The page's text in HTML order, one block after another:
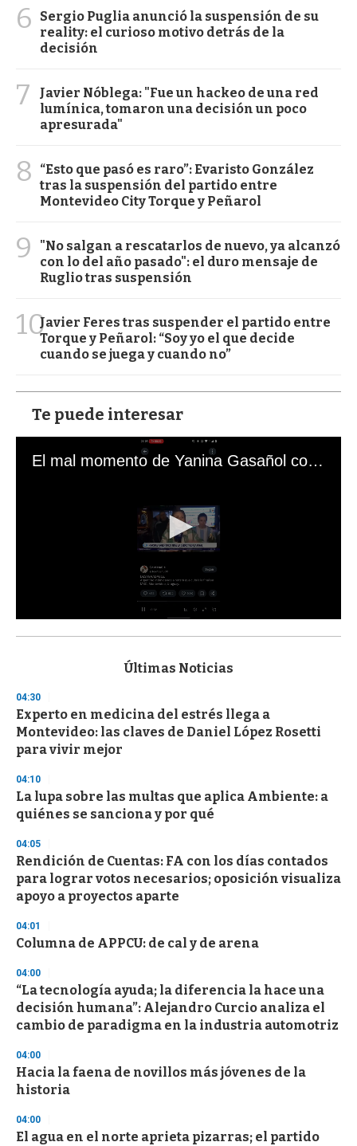
6
Sergio Puglia anunció la suspensión de su
reality: el curioso motivo detrás de la
decisión
7
Javier Nóblega: "Fue un hackeo de una red
lumínica, tomaron una decisión un poco
apresurada"
8
“Esto que pasó es raro”: Evaristo González
tras la suspensión del partido entre
Montevideo City Torque y Peñarol
9
"No salgan a rescatarlos de nuevo, ya alcanzó
con lo del año pasado": el duro mensaje de
Ruglio tras suspensión
10Javier Feres tras suspender el partido entre
Torque y Peñarol: “Soy yo el que decide
cuando se juega y cuando no”
Te puede interesar
El mal momento de Yanina Gasañol con un hincha argentino en "Subrayado"
s
d
s
o
f
3
s
e
c
o
d
s
Últimas Noticias
04:30
Experto en medicina del estrés llega a
Montevideo: las claves de Daniel López Rosetti
para vivir mejor
04:10
La lupa sobre las multas que aplica Ambiente: a
quiénes se sanciona y por qué
04:05
Rendición de Cuentas: FA con los días contados
para lograr votos necesarios; oposición visualiza
apoyo a proyectos aparte
04:01
Columna de APPCU: de cal y de arena
04:00
“La tecnología ayuda; la diferencia la hace una
decisión humana”: Alejandro Curcio analiza el
cambio de paradigma en la industria automotriz
04:00
Hacia la faena de novillos más jóvenes de la
historia
04:00
El agua en el norte aprieta pizarras; el partido